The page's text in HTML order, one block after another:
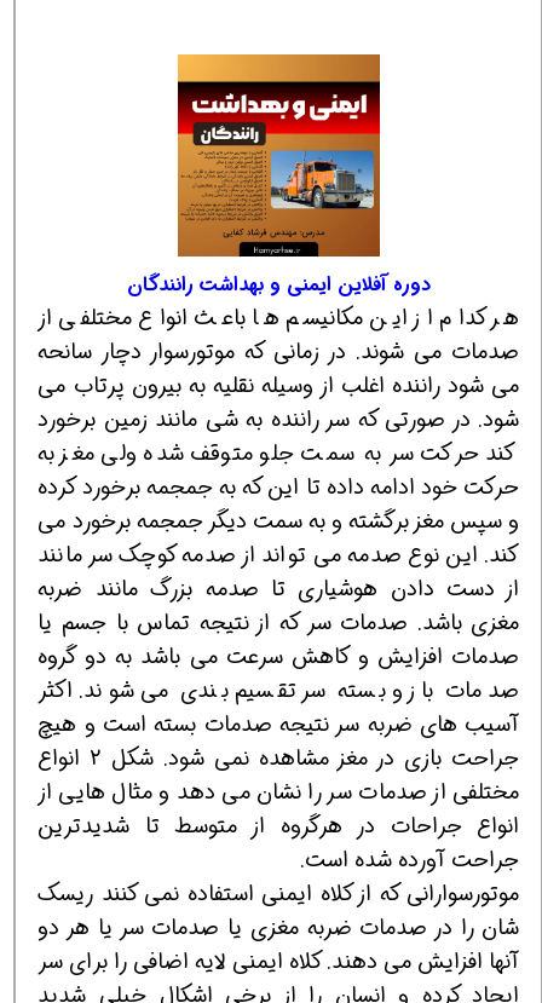
دوره آفلاین ایمنی و بهداشت رانندگان
هر کدام از این مکانیسم ها باعث انواع مختلفی از
صدمات می شوند. در زمانی که موتورسوار دچار سانحه
می شود راننده اغلب از وسیله نقلیه به بیرون پرتاب می
شود. در صورتی که سر راننده به شی مانند زمین برخورد
کند حرکت سر به سمت جلو متوقف شده ولی مغز به
حرکت خود ادامه داده تا این که به جمجمه برخورد کرده
و سپس مغز برگشته و به سمت دیگر جمجمه برخورد می
کند. این نوع صدمه می تواند از صدمه کوچک سر مانند
از دست دادن هوشیاری تا صدمه بزرگ مانند ضربه
مغزی باشد. صدمات سر که از نتیجه تماس با جسم یا
صدمات افزایش و کاهش سرعت می باشد به دو گروه
صدمات باز و بسته سر تقسیم بندی می شوند. اکثر
آسیب های ضربه سر نتیجه صدمات بسته است و هیچ
جراحت بازی در مغز مشاهده نمی شود. شکل 2 انواع
مختلفی از صدمات سر را نشان می دهد و مثال هایی از
انواع جراحات در هرگروه از متوسط تا شدیدترین
جراحت آورده شده است.
موتورسوارانی که از کلاه ایمنی استفاده نمی کنند ریسک
شان را در صدمات ضربه مغزی یا صدمات سر یا هر دو
آنها افزایش می دهند. کلاه ایمنی لایه اضافی را برای سر
ایجاد کرده و انسان را از برخی اشکال خیلی شدید